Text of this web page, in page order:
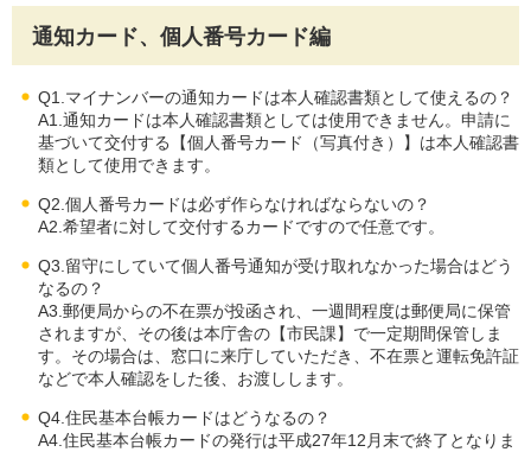
通知カード、個人番号カード編
Q1.マイナンバーの通知カードは本人確認書類として使えるの？
A1.通知カードは本人確認書類としては使用できません。申請に
基づいて交付する【個人番号カード（写真付き）】は本人確認書
類として使用できます。
Q2.個人番号カードは必ず作らなければならないの？
A2.希望者に対して交付するカードですので任意です。
Q3.留守にしていて個人番号通知が受け取れなかった場合はどう
なるの？
A3.郵便局からの不在票が投函され、一週間程度は郵便局に保管
されますが、その後は本庁舎の【市民課】で一定期間保管しま
す。その場合は、窓口に来庁していただき、不在票と運転免許証
などで本人確認をした後、お渡しします。
Q4.住民基本台帳カードはどうなるの？
A4.住民基本台帳カードの発行は平成27年12月末で終了となりま